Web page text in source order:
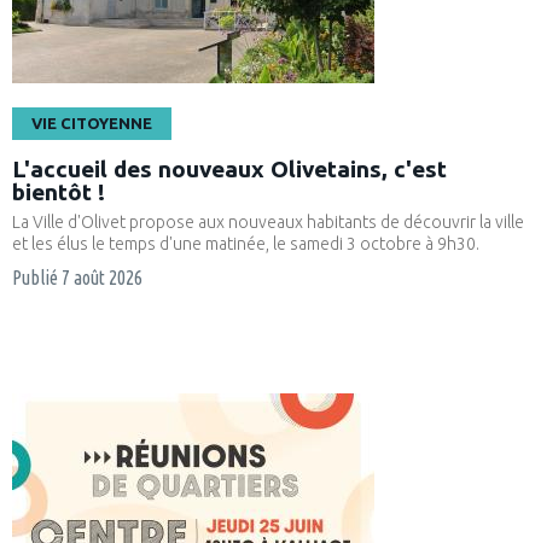
VIE CITOYENNE
L'accueil des nouveaux Olivetains, c'est
bientôt !
La Ville d'Olivet propose aux nouveaux habitants de découvrir la ville
et les élus le temps d'une matinée, le samedi 3 octobre à 9h30.
Publié 7 août 2026